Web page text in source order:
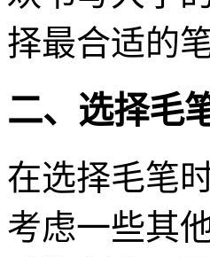
择最合适的笔
二、选择毛
在选择毛笔
考虑一些其